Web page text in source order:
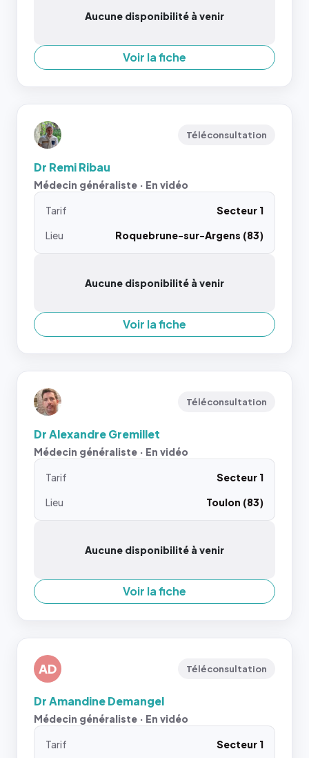
Aucune disponibilité à venir
Voir la fiche
Téléconsultation
Dr Remi Ribau
Médecin généraliste · En vidéo
Tarif
Secteur 1
Lieu
Roquebrune-sur-Argens (83)
Aucune disponibilité à venir
Voir la fiche
Téléconsultation
Dr Alexandre Gremillet
Médecin généraliste · En vidéo
Tarif
Secteur 1
Lieu
Toulon (83)
Aucune disponibilité à venir
Voir la fiche
AD Téléconsultation
Dr Amandine Demangel
Médecin généraliste · En vidéo
Tarif Secteur 1